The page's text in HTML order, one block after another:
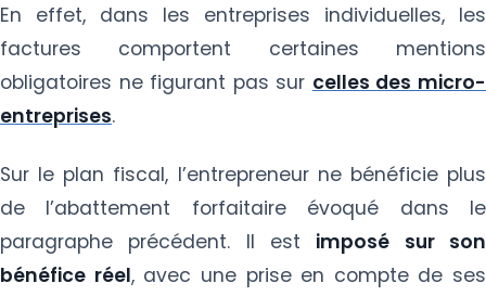
En effet, dans les entreprises individuelles, les
factures comportent certaines mentions
obligatoires ne figurant pas sur celles des micro-
entreprises.
Sur le plan fiscal, l’entrepreneur ne bénéficie plus
de l’abattement forfaitaire évoqué dans le
paragraphe précédent. Il est imposé sur son
bénéfice réel, avec une prise en compte de ses